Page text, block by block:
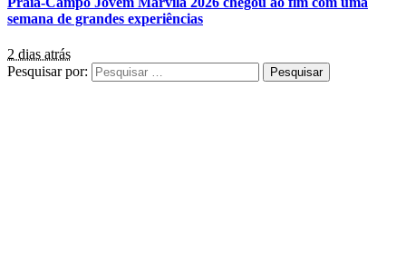
semana de grandes experiências
2 dias atrás
Pesquisar por: